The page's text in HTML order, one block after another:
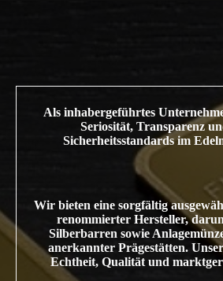
Als inhabergeführtes
Seriosität, Transparenz
Sicherheitsstandards im
Wir bieten eine sorgfältig
renommierter Hersteller,
Silberbarren sowie
anerkannter Prägestätten.
Echtheit, Qualität und